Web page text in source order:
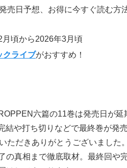
日予想、お得に今すぐ読む方
月頃から2026年3月頃
クライブがおすすめ！
六篇の11巻は発売日が
や打ち切りなどで最終巻が発
ただきありがとうございまし
真相まで徹底取材。最終回や